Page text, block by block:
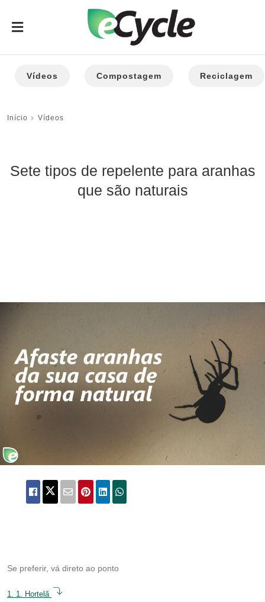
Vídeos Compostagem Reciclagem
Início Vídeos
Sete tipos de repelente para aranhas
que são naturais
Se preferir, vá direto ao ponto
1. 1. Hortelã